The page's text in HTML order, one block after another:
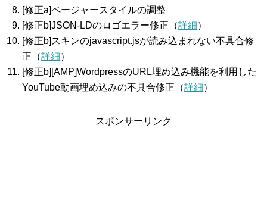
[修正a]ページャースタイルの調整
[修正b]JSON-LDのロゴエラー修正（詳細）
[修正b]スキンのjavascript.jsが読み込まれない不具合修
正（詳細）
[修正b][AMP]WordpressのURL埋め込み機能を利用した
YouTube動画埋め込みの不具合修正（詳細）
スポンサーリンク